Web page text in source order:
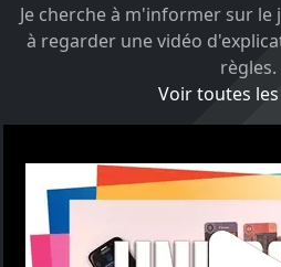
Je cherche à m'informer sur le
à regarder une vidéo
règles.
Voir toutes